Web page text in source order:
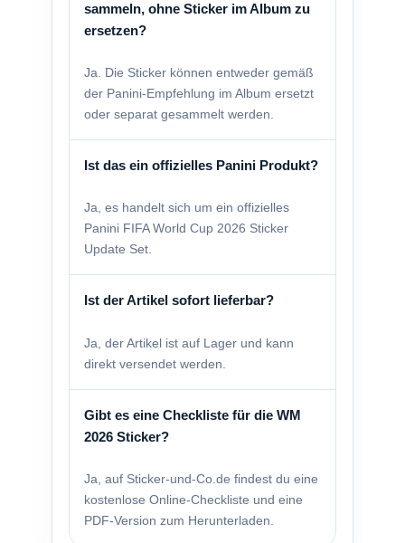
sammeln, ohne Sticker im Album zu
ersetzen?
Ja. Die Sticker können entweder gemäß
der Panini-Empfehlung im Album ersetzt
oder separat gesammelt werden.
Ist das ein offizielles Panini Produkt?
Ja, es handelt sich um ein offizielles
Panini FIFA World Cup 2026 Sticker
Update Set.
Ist der Artikel sofort lieferbar?
Ja, der Artikel ist auf Lager und kann
direkt versendet werden.
Gibt es eine Checkliste für die WM
2026 Sticker?
Ja, auf Sticker-und-Co.de findest du eine
kostenlose Online-Checkliste und eine
PDF-Version zum Herunterladen.